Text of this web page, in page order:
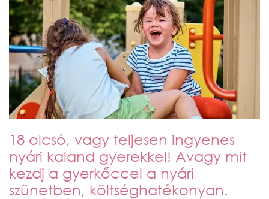
18 olcsó, vagy teljesen ingyenes
nyári kaland gyerekkel! Avagy mit
kezdj a gyerkőccel a nyári
szünetben, költséghatékonyan.